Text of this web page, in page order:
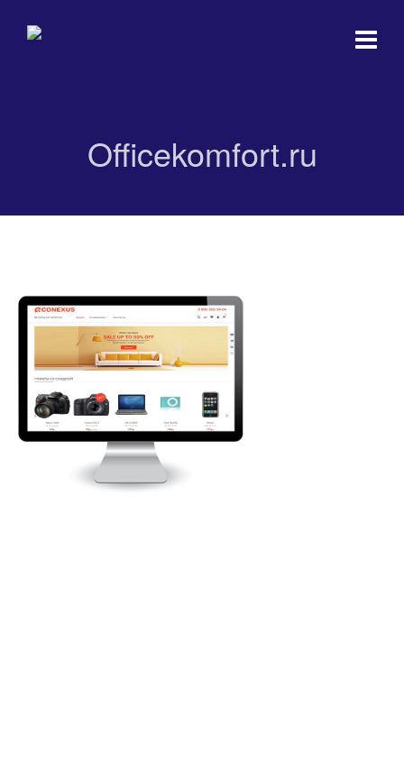
Officekomfort.ru